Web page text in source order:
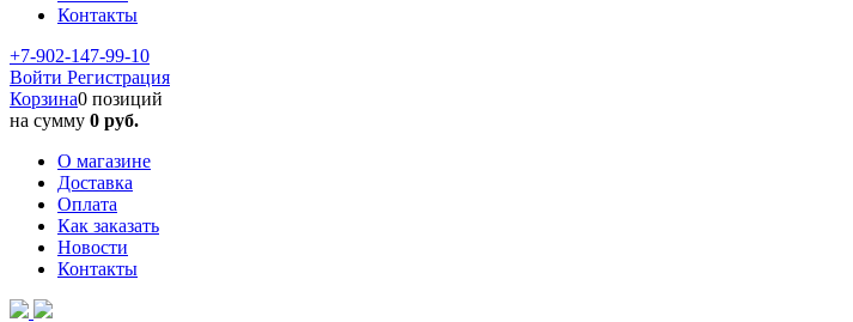
Контакты
+7-902-147-99-10
Войти Регистрация
Корзина0 позиций
на сумму 0 руб.
О магазине
Доставка
Оплата
Как заказать
Новости
Контакты